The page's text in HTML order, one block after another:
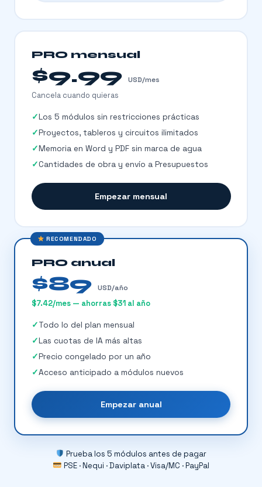
PRO mensual
$9.99 USD/mes
Cancela cuando quieras
Los 5 módulos sin restricciones prácticas
Proyectos, tableros y circuitos ilimitados
Memoria en Word y PDF sin marca de agua
Cantidades de obra y envío a Presupuestos
Empezar mensual
RECOMENDADO
PRO anual
$89 USD/año
$7.42/mes — ahorras $31 al año
Todo lo del plan mensual
Las cuotas de IA más altas
Precio congelado por un año
Acceso anticipado a módulos nuevos
Empezar anual
Prueba los 5 módulos antes de pagar
PSE · Nequi · Daviplata · Visa/MC · PayPal